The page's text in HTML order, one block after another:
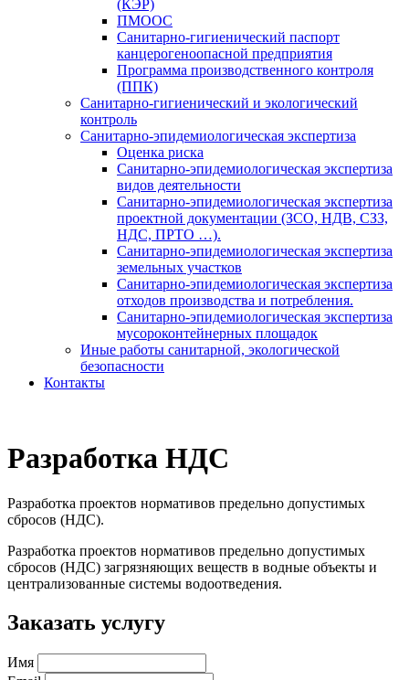
(КЭР)
ПМООС
Санитарно-гигиенический паспорт
канцерогеноопасной предприятия
Программа производственного контроля
(ППК)
Санитарно-гигиенический и экологический
контроль
Санитарно-эпидемиологическая экспертиза
Оценка риска
Санитарно-эпидемиологическая экспертиза
видов деятельности
Санитарно-эпидемиологическая экспертиза
проектной документации (ЗСО, НДВ, СЗЗ,
НДС, ПРТО …).
Санитарно-эпидемиологическая экспертиза
земельных участков
Санитарно-эпидемиологическая экспертиза
отходов производства и потребления.
Санитарно-эпидемиологическая экспертиза
мусороконтейнерных площадок
Иные работы санитарной, экологической
безопасности
Контакты
Разработка НДС
Разработка проектов нормативов предельно допустимых
сбросов (НДС).
Разработка проектов нормативов предельно допустимых
сбросов (НДС) загрязняющих веществ в водные объекты и
централизованные системы водоотведения.
Заказать услугу
Имя